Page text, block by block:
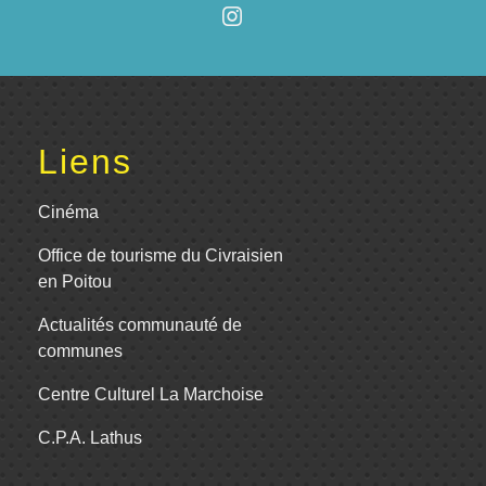
Liens
Cinéma
Office de tourisme du Civraisien
en Poitou
Actualités communauté de
communes
Centre Culturel La Marchoise
C.P.A. Lathus